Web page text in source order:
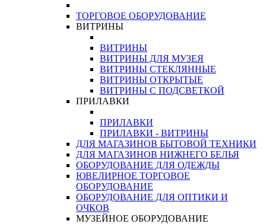
ТОРГОВОЕ ОБОРУДОВАНИЕ
ВИТРИНЫ
ВИТРИНЫ
ВИТРИНЫ ДЛЯ МУЗЕЯ
ВИТРИНЫ СТЕКЛЯННЫЕ
ВИТРИНЫ ОТКРЫТЫЕ
ВИТРИНЫ С ПОДСВЕТКОЙ
ПРИЛАВКИ
ПРИЛАВКИ
ПРИЛАВКИ - ВИТРИНЫ
ДЛЯ МАГАЗИНОВ БЫТОВОЙ ТЕХНИКИ
ДЛЯ МАГАЗИНОВ НИЖНЕГО БЕЛЬЯ
ОБОРУДОВАНИЕ ДЛЯ ОДЕЖДЫ
ЮВЕЛИРНОЕ ТОРГОВОЕ
ОБОРУДОВАНИЕ
ОБОРУДОВАНИЕ ДЛЯ ОПТИКИ И
ОЧКОВ
МУЗЕЙНОЕ ОБОРУДОВАНИЕ